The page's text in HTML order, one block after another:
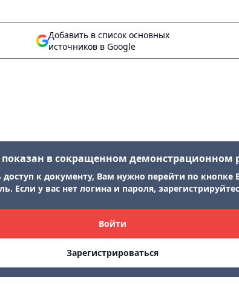
Добавить в список основных
источников в Google
в сокращенном демонстрационном
к документу, Вам нужно перейти по кнопке
Если у вас нет логина и пароля,
Войти
Зарегистрироваться